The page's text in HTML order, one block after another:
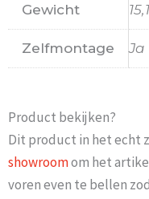
Gewicht
Zelfmontage Ja
Product bekijken?
Dit product in het echt
showroomom het
voren even te bellen